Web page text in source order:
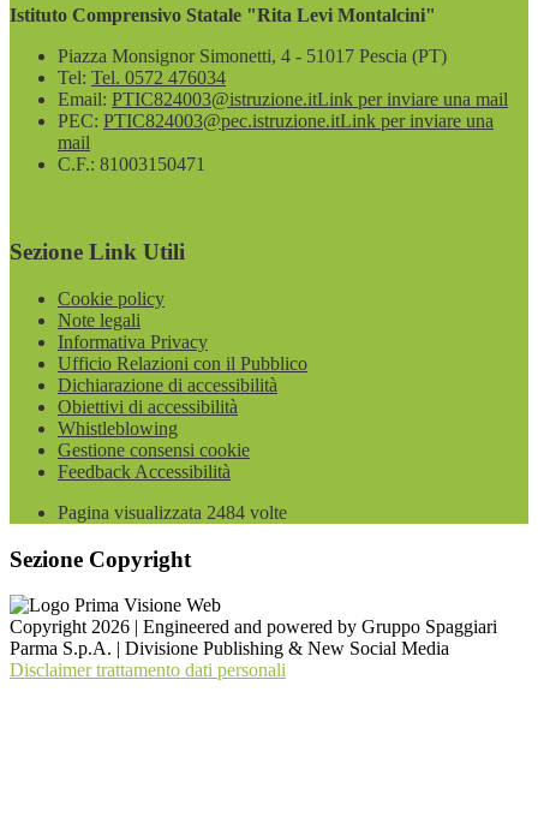
Istituto Comprensivo Statale "Rita Levi Montalcini"
Piazza Monsignor Simonetti, 4 - 51017 Pescia (PT)
Tel: Tel. 0572 476034
Email: PTIC824003@istruzione.itLink per inviare una mail
PEC: PTIC824003@pec.istruzione.itLink per inviare una
mail
C.F.: 81003150471
Sezione Link Utili
Cookie policy
Note legali
Informativa Privacy
Ufficio Relazioni con il Pubblico
Dichiarazione di accessibilità
Obiettivi di accessibilità
Whistleblowing
Gestione consensi cookie
Feedback Accessibilità
Pagina visualizzata 2484 volte
Sezione Copyright
Copyright 2026 | Engineered and powered by Gruppo Spaggiari
Parma S.p.A. | Divisione Publishing & New Social Media
Disclaimer trattamento dati personali